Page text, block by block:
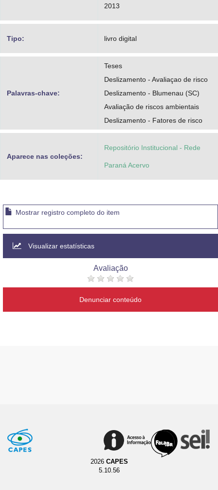
2013
Tipo: livro digital
Palavras-chave:
Teses
Deslizamento - Avaliaçao de risco
Deslizamento - Blumenau (SC)
Avaliação de riscos ambientais
Deslizamento - Fatores de risco
Aparece nas coleções:
Repositório Institucional - Rede
Paraná Acervo
Mostrar registro completo do item
Visualizar estatísticas
Avaliação
Denunciar conteúdo
2026 CAPES
5.10.56